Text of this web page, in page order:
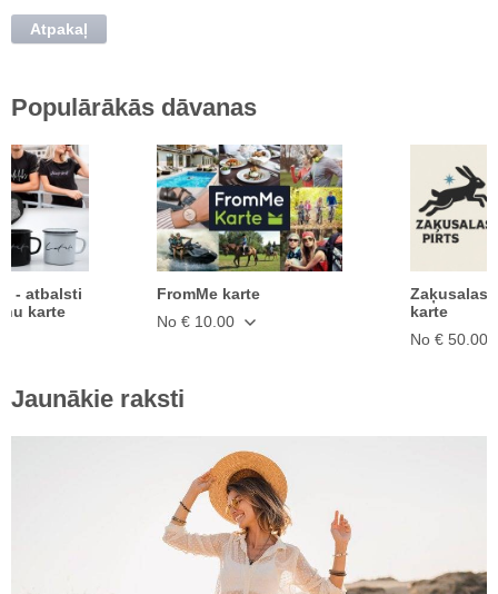
Atpakaļ
Populārākās dāvanas
- atbalsti
karte
FromMe karte
No € 10.00
Zaķusalas
karte
No € 50.00
Jaunākie raksti